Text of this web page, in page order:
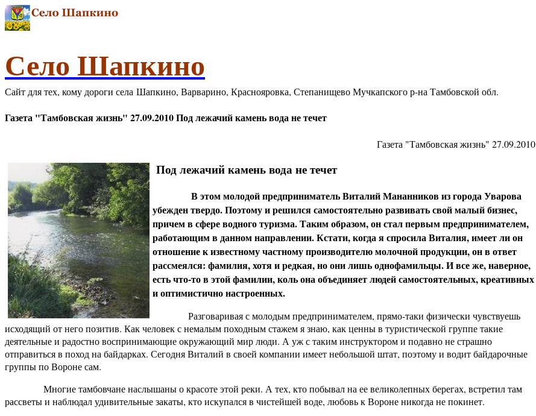
Село Шапкино
Сайт для тех, кому дороги села Шапкино, Варварино, Краснояровка, Степанищево Мучкапского р-на Тамбовской обл.
Газета "Тамбовская жизнь" 27.09.2010 Под лежачий камень вода не течет
Газета "Тамбовская жизнь" 27.09.2010
Под лежачий камень вода не течет
В этом молодой предприниматель Виталий Мананников из города Уварова
убежден твердо. Поэтому и решился самостоятельно развивать свой малый бизнес,
причем в сфере водного туризма. Таким образом, он стал первым предпринимателем,
работающим в данном направлении. Кстати, когда я спросила Виталия, имеет ли он
отношение к известному частному производителю молочной продукции, он в ответ
рассмеялся: фамилия, хотя и редкая, но они лишь однофамильцы. И все же, наверное,
есть что-то в этой фамилии, коль она объединяет людей самостоятельных, креативных
и оптимистично настроенных.
Разговаривая с молодым предпринимателем, прямо-таки физически чувствуешь
исходящий от него позитив. Как человек с немалым походным стажем я знаю, как ценны в туристической группе такие
деятельные и радостно воспринимающие окружающий мир люди. А уж с таким инструктором и подавно не страшно
отправиться в поход на байдарках. Сегодня Виталий в своей компании имеет небольшой штат, поэтому и водит байдарочные
группы по Вороне сам.
Многие тамбовчане наслышаны о красоте этой реки. А тех, кто побывал на ее великолепных берегах, встретил там
рассветы и наблюдал удивительные закаты, кто искупался в чистейшей воде, любовь к Вороне никогда не покинет.